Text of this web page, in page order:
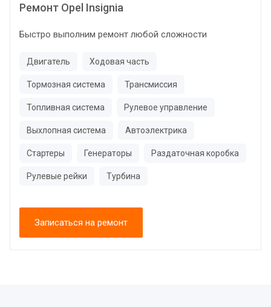
Ремонт Opel Insignia
Быстро выполним ремонт любой сложности
Двигатель Ходовая часть
Тормозная система Трансмиссия
Топливная система Рулевое управление
Выхлопная система Автоэлектрика
Стартеры Генераторы Раздаточная коробка
Рулевые рейки Турбина
Записаться на ремонт